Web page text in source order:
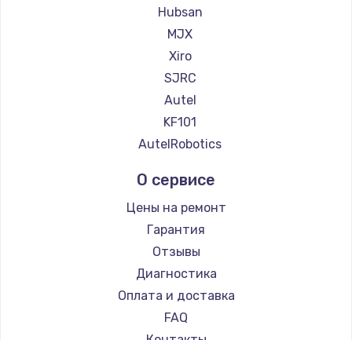
Hubsan
MJX
Xiro
SJRC
Autel
KF101
AutelRobotics
О сервисе
Цены на ремонт
Гарантия
Отзывы
Диагностика
Оплата и доставка
FAQ